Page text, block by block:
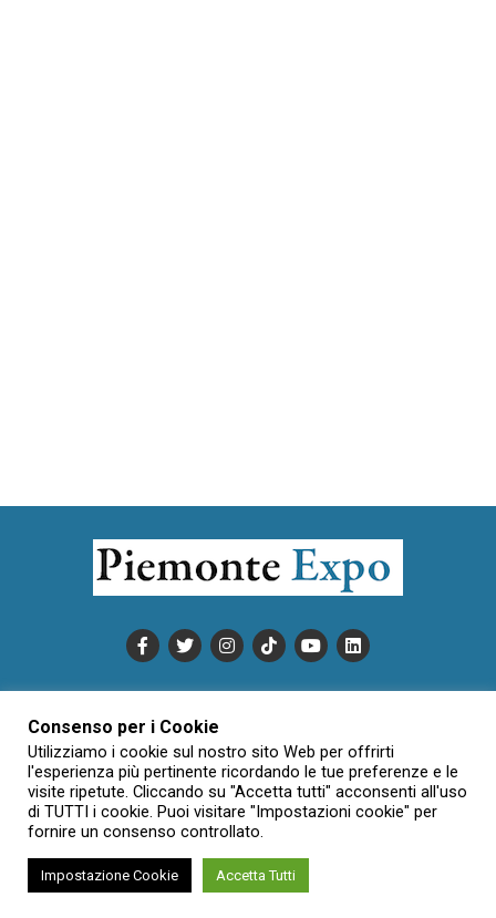
INFORMATIVA SULLA PRIVACY
CONDIZIONI DI UTILIZZO
DATI SOCIETARI
NOVAJO
CREDITS
CONTATTTI
Creative Commons Attribuzione - Non commerciale - Non opere
derivate 3.0 Italia (CC BY-NC-ND 3.0 IT)
Consenso per i Cookie
Utilizziamo i cookie sul nostro sito Web per offrirti
l'esperienza più pertinente ricordando le tue preferenze e le
visite ripetute. Cliccando su "Accetta tutti" acconsenti all'uso
di TUTTI i cookie. Puoi visitare "Impostazioni cookie" per
fornire un consenso controllato.
Impostazione Cookie Accetta Tutti